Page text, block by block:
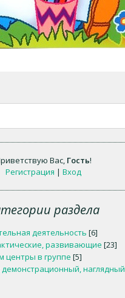
Вас, Гость!
Регистрация | Вход
раздела
деятельность [6]
развивающие [23]
центры в группе [5]
наглядный